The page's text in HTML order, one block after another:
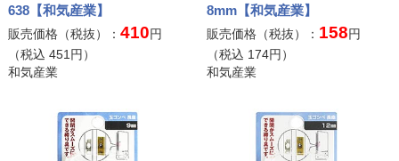
638【和気産業】
販売価格（税抜）： 410円
（税込 451円）
和気産業
8mm【和気産業】
販売価格（税抜）： 158円
（税込 174円）
和気産業